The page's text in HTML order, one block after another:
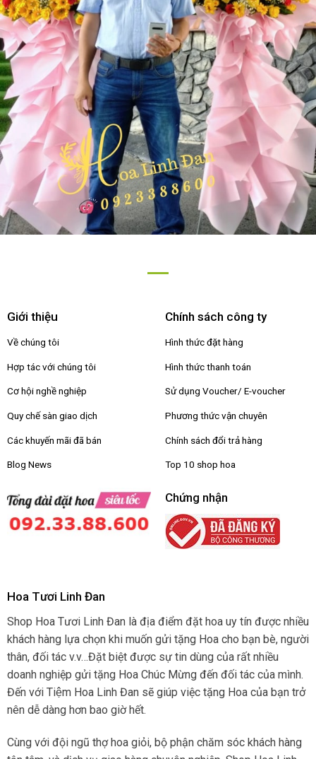
Giới thiệu
Về chúng tôi
Hợp tác với chúng tôi
Cơ hội nghề nghiệp
Quy chế sàn giao dịch
Các khuyến mãi đã bán
Blog News
Chính sách công ty
Hình thức đặt hàng
Hình thức thanh toán
Sử dụng Voucher/ E-voucher
Phương thức vận chuyên
Chính sách đổi trả hàng
Top 10 shop hoa
Chứng nhận
Hoa Tươi Linh Đan
Shop Hoa Tươi Linh Đan là địa điểm đặt hoa uy tín được nhiều
khách hàng lựa chọn khi muốn gửi tặng Hoa cho bạn bè, người
thân, đối tác v.v…Đặt biệt được sự tin dùng của rất nhiều
doanh nghiệp gửi tặng Hoa Chúc Mừng đến đối tác của mình.
Đến với Tiệm Hoa Linh Đan sẽ giúp việc tặng Hoa của bạn trở
nên dễ dàng hơn bao giờ hết.
Cùng với đội ngũ thợ hoa giỏi, bộ phận chăm sóc khách hàng